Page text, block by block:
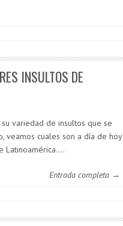
INSULTOS DE
variedad de insultos que se
veamos cuales son a día de hoy
Latinoamérica.…
Entrada completa →